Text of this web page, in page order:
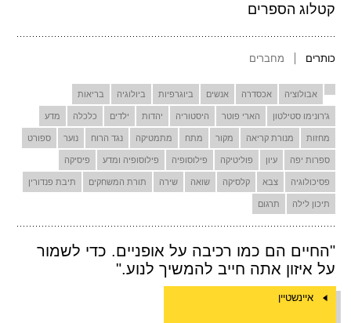
קטלוג הספרים
כותרים מחברים
אבולוציה אכסדרה אנשים ביוגרפיות ביולוגיה בריאות
ג'רונימו סטילטון הארי פוטר היסטוריה יהדות ילדים כלכלה מדע
מחזות מנורת קריאה מקור מתח מתמטיקה נגד הרוח נוער ספורט
ספרות יפה עיון פוליטיקה פילוסופיה פילוסופיה ומדע פיסיקה
פסיכולוגיה צבא קלסיקה שואה שירה תורת המשחקים תיבת פנדורין
תיכון לילה תרגום
"החיים הם כמו רכיבה על אופניים. כדי לשמור
על איזון אתה חייב להמשיך לנוע."
איינשטיין